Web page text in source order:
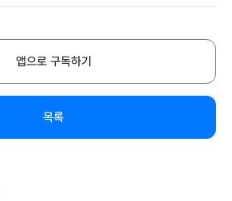
앱으로 구독하기
목록